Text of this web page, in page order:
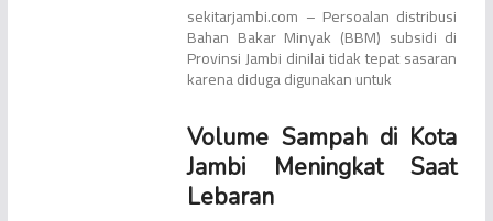
sekitarjambi.com – Persoalan distribusi
Bahan Bakar Minyak (BBM) subsidi di
Provinsi Jambi dinilai tidak tepat sasaran
karena diduga digunakan untuk
Volume Sampah di Kota
Jambi Meningkat Saat
Lebaran